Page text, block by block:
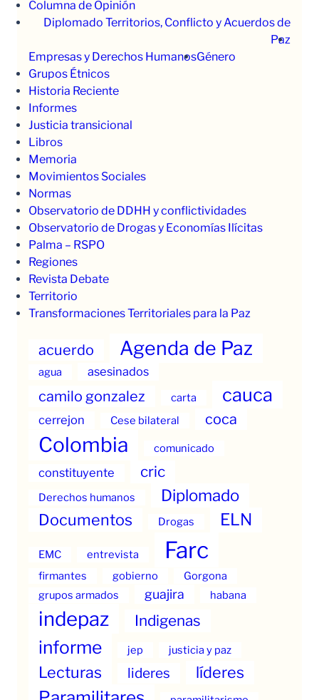
Columna de Opinión
Diplomado Territorios, Conflicto y Acuerdos de
Paz
Empresas y Derechos HumanosGénero
Grupos Étnicos
Historia Reciente
Informes
Justicia transicional
Libros
Memoria
Movimientos Sociales
Normas
Observatorio de DDHH y conflictividades
Observatorio de Drogas y Economías Ilícitas
Palma – RSPO
Regiones
Revista Debate
Territorio
Transformaciones Territoriales para la Paz
acuerdo Agenda de Paz
agua asesinados
camilo gonzalez carta cauca
cerrejon Cese bilateral coca
Colombia comunicado
constituyente cric
Derechos humanos Diplomado
Documentos Drogas ELN
EMC entrevista Farc
firmantes gobierno
Gorgona
grupos armados
guajira habana
indepaz Indigenas
informe jep justicia y paz
Lecturas lideres líderes